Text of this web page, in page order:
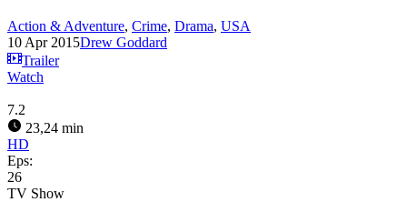
Action & Adventure, Crime, Drama, USA
10 Apr 2015Drew Goddard
Trailer
Watch
7.2
23,24 min
HD
Eps:
26
TV Show